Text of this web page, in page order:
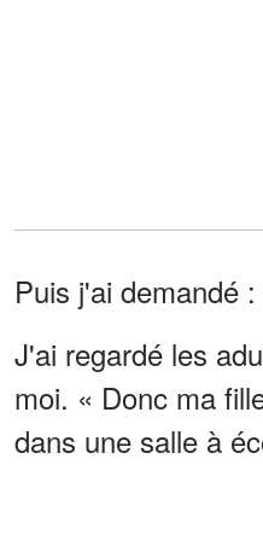
Puis j'ai demandé
J'ai regardé les
moi. « Donc ma
dans une salle à